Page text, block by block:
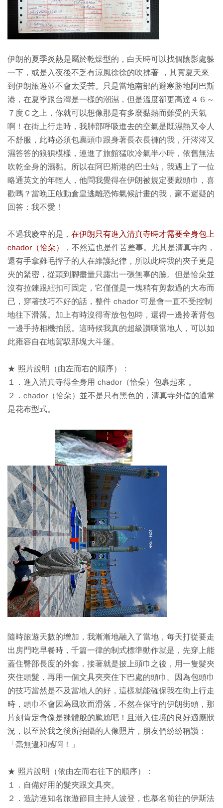
伊朗的夏季炎熱是屬於乾燥型的，白天時可以找個陰影處躲
一下，或是入夜後不乏有涼風徐徐的吹拂著 ，其實夏天來
到伊朗旅遊並不會太受苦。只是當地南部的避寒勝地阿巴斯
港，在夏季跟台灣是一樣的潮濕，但是溫度卻更高達４６～
７度Ｃ之上，你就可以想像那是有多麼黏熱而難受的天氣
啊！在街上行走時，我肺部呼吸進去的空氣是既濕熱又令人
不舒服，此時必須包裹頭巾跟身著長衣長褲的我，汗涔涔又
濕答答的狼狽模樣，連進了旅館猛吹冷氣半小時，依舊無法
吹乾全身的濕黏。所以在阿巴斯港的巴士站，我遇上了一位
略通英文的年輕人，他問我覺得在伊朗被規定要戴頭巾，喜
歡嗎？當晚正啟動倉皇逃離恐怖氣候計畫的我，豪不遲疑的
回答：我不愛！
不過我慶幸的是， 在伊朗只有進入清真寺時才需要全身包上
chador（恰朵）
，不然這也是件苦差事。尤其是清真寺內，
還有手拿雞毛撢子的人在維護紀律，所以此時我的夾子更是
夾的緊密，從頭到腳盡量只露出一張無辜的臉。但是恰朵並
沒有拉鍊跟紐扣可固定，它僅僅是一塊稍有剪裁過的大布而
已，穿著技巧不好的話，整件 chador 可是會一直不受控制
地往下滑落。加上有時沒得寄放包包時，還得一邊拎著背包
一邊手持相機拍照。這時候我真的超級讚嘆當地人，可以如
此雍容自在地駕馭那塊大斗篷。
★ 照片說明（由左而右的順序）：
１．進入清真寺得全身用 chador（恰朵）包裹起來 。
２．chador（恰朵）並不是只有黑色的，清真寺外借的通常
是花布型式。
隨時旅遊天數的增加，我漸漸地融入了當地，每天打從要走
出房門吃早餐時，千篇一律的制式標準動作就是，先穿上能
蓋住臀部長度的外套，接著就是披上頭巾之後，用一隻髮夾
夾住頭髮，再用一個文具夾夾住下巴處的頭巾。因為包頭巾
的技巧當然是不及當地人的好，這樣就能確保我在街上行走
時，頭巾不會因為風吹而滑落，不然在保守的伊朗街頭，那
片刻肯定會像是裸體般的尷尬吧！且漸入佳境的良好適應狀
況，以至於我之後所拍攝的人像照片，朋友們紛紛稱讚：
「毫無違和感啊！」
★ 照片說明（依由左而右往下的順序）：
１．自備好用的髮夾跟文具夾。
２．造訪連知名旅遊節目主持人波登，也慕名前往的伊斯法